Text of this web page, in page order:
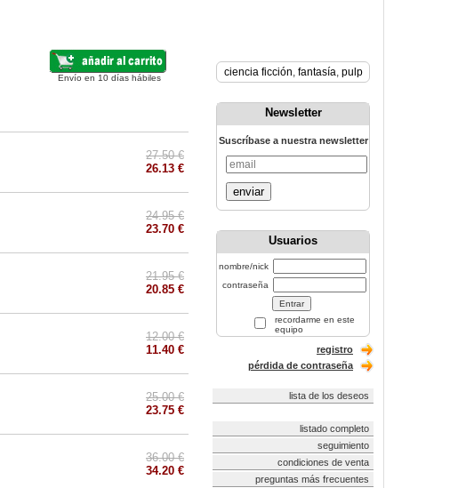
Envío en 10 días hábiles
27.50 €
26.13 €
24.95 €
23.70 €
21.95 €
20.85 €
12.00 €
11.40 €
25.00 €
23.75 €
36.00 €
34.20 €
ciencia ficción, fantasía, pulp
Newsletter
Suscríbase a nuestra newsletter
enviar
Usuarios
nombre/nick
contraseña
recordarme en este
equipo
registro
pérdida de contraseña
lista de los deseos
listado completo
seguimiento
condiciones de venta
preguntas más frecuentes